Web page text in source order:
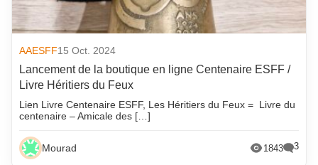
AAESFF15 Oct. 2024
Lancement de la boutique en ligne Centenaire ESFF /
Livre Héritiers du Feux
Lien Livre Centenaire ESFF, Les Héritiers du Feux = Livre du
centenaire – Amicale des […]
Mourad 1843 3